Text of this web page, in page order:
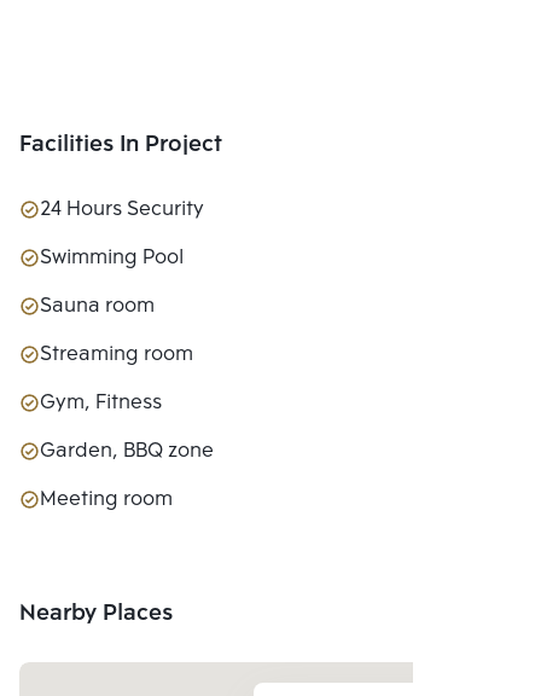
Facilities In Project
24 Hours Security
Swimming Pool
Sauna room
Streaming room
Gym, Fitness
Garden, BBQ zone
Meeting room
Nearby Places